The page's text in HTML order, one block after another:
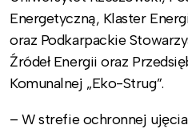
Energetyczną, Klaster
oraz Podkarpackie
Źródeł Energii oraz
Komunalnej „Eko-Strug”.
– W strefie ochronnej